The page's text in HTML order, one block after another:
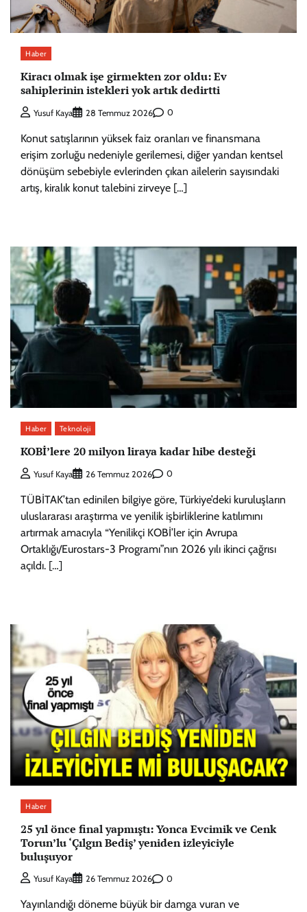
Haber
Kiracı olmak işe girmekten zor oldu: Ev
sahiplerinin istekleri yok artık dedirtti
Yusuf Kaya 28 Temmuz 2026 0
Konut satışlarının yüksek faiz oranları ve finansmana
erişim zorluğu nedeniyle gerilemesi, diğer yandan kentsel
dönüşüm sebebiyle evlerinden çıkan ailelerin sayısındaki
artış, kiralık konut talebini zirveye […]
Haber Teknoloji
KOBİ’lere 20 milyon liraya kadar hibe desteği
Yusuf Kaya 26 Temmuz 2026 0
TÜBİTAK’tan edinilen bilgiye göre, Türkiye’deki kuruluşların
uluslararası araştırma ve yenilik işbirliklerine katılımını
artırmak amacıyla “Yenilikçi KOBİ’ler için Avrupa
Ortaklığı/Eurostars-3 Programı”nın 2026 yılı ikinci çağrısı
açıldı. […]
Haber
25 yıl önce final yapmıştı: Yonca Evcimik ve Cenk
Torun’lu ‘Çılgın Bediş’ yeniden izleyiciyle
buluşuyor
Yusuf Kaya 26 Temmuz 2026 0
Yayınlandığı döneme büyük bir damga vuran ve